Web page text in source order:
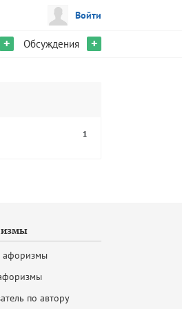
Войти
+ Обсуждения +
1
афоризмы
по автору